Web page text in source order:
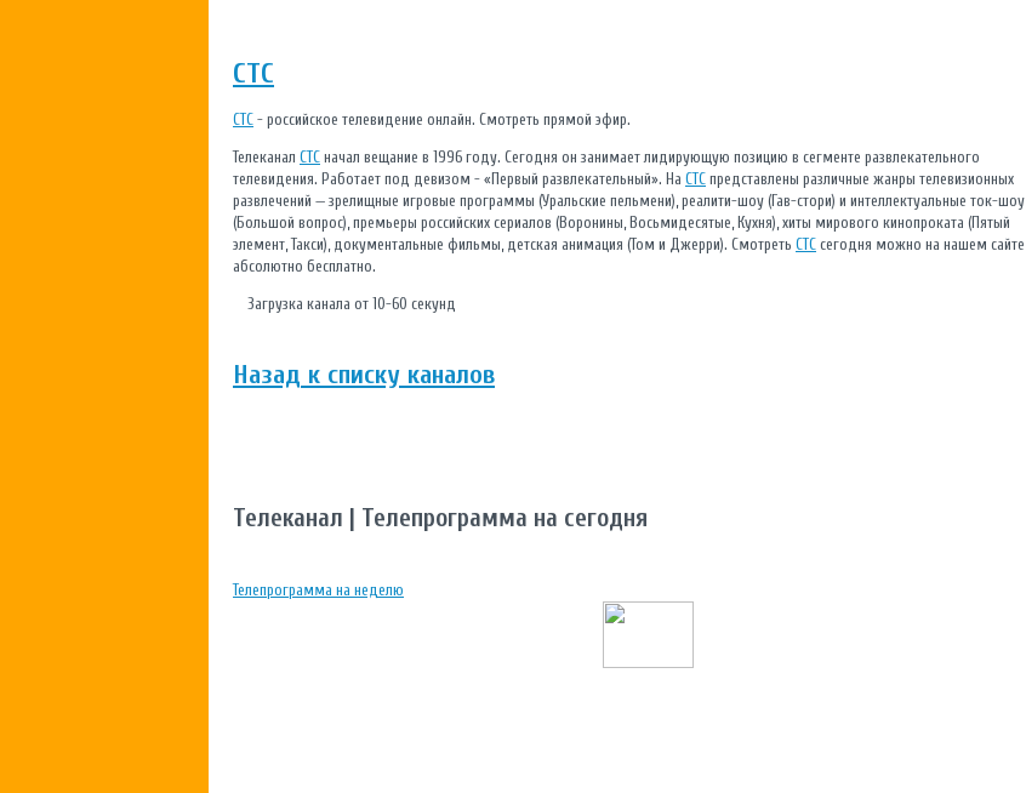
СТС
СТС - российское телевидение онлайн. Смотреть прямой эфир.
Телеканал СТС начал вещание в 1996 году. Сегодня он занимает лидирующую позицию в сегменте развлекательного
телевидения. Работает под девизом - «Первый развлекательный». На СТС представлены различные жанры телевизионных
развлечений — зрелищные игровые программы (Уральские пельмени), реалити-шоу (Гав-стори) и интеллектуальные ток-шоу
(Большой вопрос), премьеры российских сериалов (Воронины, Восьмидесятые, Кухня), хиты мирового кинопроката (Пятый
элемент, Такси), документальные фильмы, детская анимация (Том и Джерри). Смотреть СТС сегодня можно на нашем сайте
абсолютно бесплатно.
Загрузка канала от 10-60 секунд
Назад к списку каналов
Телеканал | Телепрограмма на сегодня
Телепрограмма на неделю